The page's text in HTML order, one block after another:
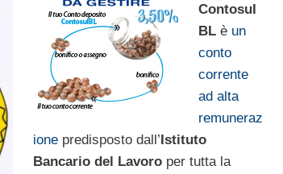
ContosuI
BLè un
conto
corrente
ad alta
remuneraz
ione predisposto dall’Istituto
Bancario del Lavoroper tutta la